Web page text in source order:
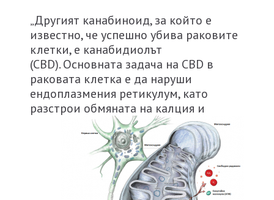
„Другият канабиноид, за който е
известно, че успешно убива раковите
клетки, е канабидиолът
(CBD). Основната задача на CBD в
раковата клетка е да наруши
ендоплазмения ретикулум, като
разстрои обмяната на калция и